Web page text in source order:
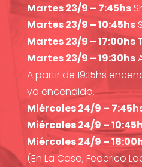
Martes 23/9 – 7:45hs
Martes 23/9 – 10:45hs
Martes 23/9 – 17:00hs
Martes 23/9 – 19:30hs
A partir de 19:15hs
ya encendido.
Miércoles 24/9 –
Miércoles 24/9 –
Miércoles 24/9 –
(En La Casa, Federico